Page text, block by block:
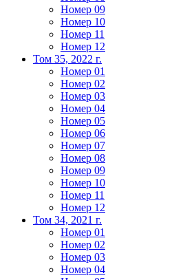
Номер 09
Номер 10
Номер 11
Номер 12
Том 35, 2022 г.
Номер 01
Номер 02
Номер 03
Номер 04
Номер 05
Номер 06
Номер 07
Номер 08
Номер 09
Номер 10
Номер 11
Номер 12
Том 34, 2021 г.
Номер 01
Номер 02
Номер 03
Номер 04